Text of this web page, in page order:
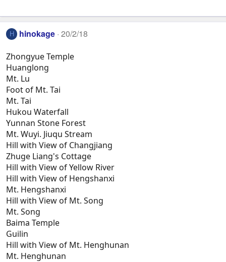
H hinokage 20/2/18
Zhongyue Temple
Huanglong
Mt. Lu
Foot of Mt. Tai
Mt. Tai
Hukou Waterfall
Yunnan Stone Forest
Mt. Wuyi. Jiuqu Stream
Hill with View of Changjiang
Zhuge Liang's Cottage
Hill with View of Yellow River
Hill with View of Hengshanxi
Mt. Hengshanxi
Hill with View of Mt. Song
Mt. Song
Baima Temple
Guilin
Hill with View of Mt. Henghunan
Mt. Henghunan